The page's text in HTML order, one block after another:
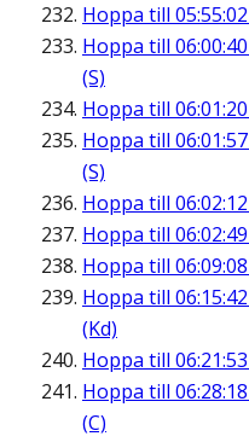
Hoppa till 05:55:02
Hoppa till 06:00:40
(S)
Hoppa till 06:01:20
Hoppa till 06:01:57
(S)
Hoppa till 06:02:12
Hoppa till 06:02:49
Hoppa till 06:09:08
Hoppa till 06:15:42
(Kd)
Hoppa till 06:21:53
Hoppa till 06:28:18
(C)